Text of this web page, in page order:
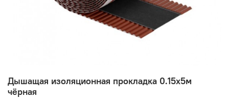
Дышащая изоляционная прокладка 0.15х5м
чёрная